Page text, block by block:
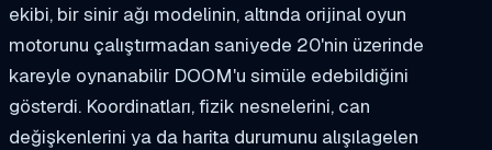
ekibi, bir sinir ağı modelinin, altında orijinal oyun
motorunu çalıştırmadan saniyede 20'nin üzerinde
kareyle oynanabilir DOOM'u simüle edebildiğini
gösterdi. Koordinatları, fizik nesnelerini, can
değişkenlerini ya da harita durumunu alışılagelen